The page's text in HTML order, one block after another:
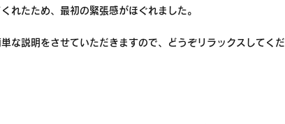
れたため、最初の緊張感がほぐれました。
な説明をさせていただきますので、どうぞリラックスしてくだ